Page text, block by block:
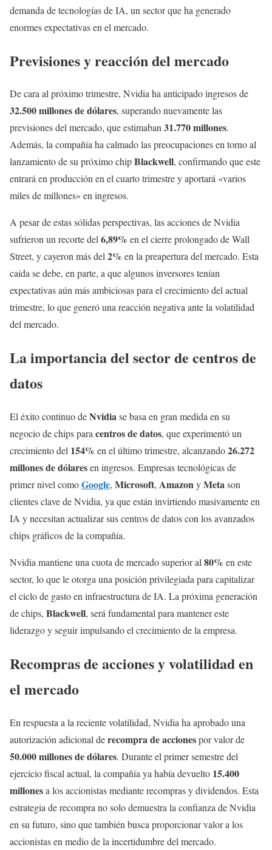
demanda de tecnologías de IA, un sector que ha generado
enormes expectativas en el mercado.
Previsiones y reacción del mercado
De cara al próximo trimestre, Nvidia ha anticipado ingresos de
32.500 millones de dólares, superando nuevamente las
previsiones del mercado, que estimaban31.770 millones.
Además, la compañía ha calmado las preocupaciones en torno al
lanzamiento de su próximo chipBlackwell, confirmando que este
entrará en producción en el cuarto trimestre y aportará «varios
miles de millones» en ingresos.
A pesar de estas sólidas perspectivas, las acciones de Nvidia
sufrieron un recorte del6,89% en el cierre prolongado de Wall
Street, y cayeron más del2% en la preapertura del mercado. Esta
caída se debe, en parte, a que algunos inversores tenían
expectativas aún más ambiciosas para el crecimiento del actual
trimestre, lo que generó una reacción negativa ante la volatilidad
del mercado.
La importancia del sector de centros de
datos
El éxito continuo deNvidiase basa en gran medida en su
negocio de chips paracentros de datos, que experimentó un
crecimiento del 154% en el último trimestre, alcanzando26.272
millones de dólaresen ingresos. Empresas tecnológicas de
primer nivel comoGoogle, Microsoft, AmazonyMetason
clientes clave de Nvidia, ya que están invirtiendo masivamente en
IA y necesitan actualizar sus centros de datos con los avanzados
chips gráficos de la compañía.
Nvidia mantiene una cuota de mercado superior al80% en este
sector, lo que le otorga una posición privilegiada para capitalizar
el ciclo de gasto en infraestructura de IA. La próxima generación
de chips, Blackwell, será fundamental para mantener este
liderazgo y seguir impulsando el crecimiento de la empresa.
Recompras de acciones y volatilidad en
el mercado
En respuesta a la reciente volatilidad, Nvidia ha aprobado una
autorización adicional derecompra de accionespor valor de
50.000 millones de dólares. Durante el primer semestre del
ejercicio fiscal actual, la compañía ya había devuelto 15.400
millonesa los accionistas mediante recompras y dividendos. Esta
estrategia de recompra no solo demuestra la confianza de Nvidia
en su futuro, sino que también busca proporcionar valor a los
accionistas en medio de la incertidumbre del mercado.